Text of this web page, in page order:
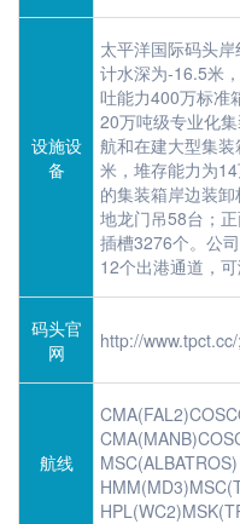
设施设
备
太平洋国际码头
计水深为-16.5米
吐能力400万标准
20万吨级专业化
航和在建大型集
米，堆存能力为
的集装箱岸边装
地龙门吊58台；
插槽3276个。公
12个出港通道，
码头官
网
http://
航线
MSC(ALBATROS)